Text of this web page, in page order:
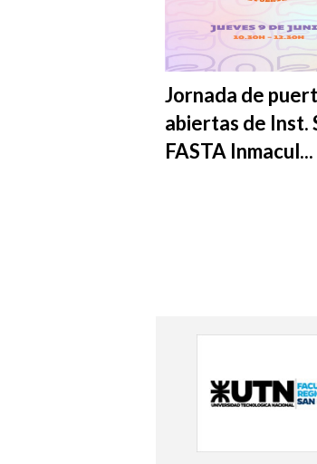
Jornada de
abiertas de Inst.
FASTA Inmacul...